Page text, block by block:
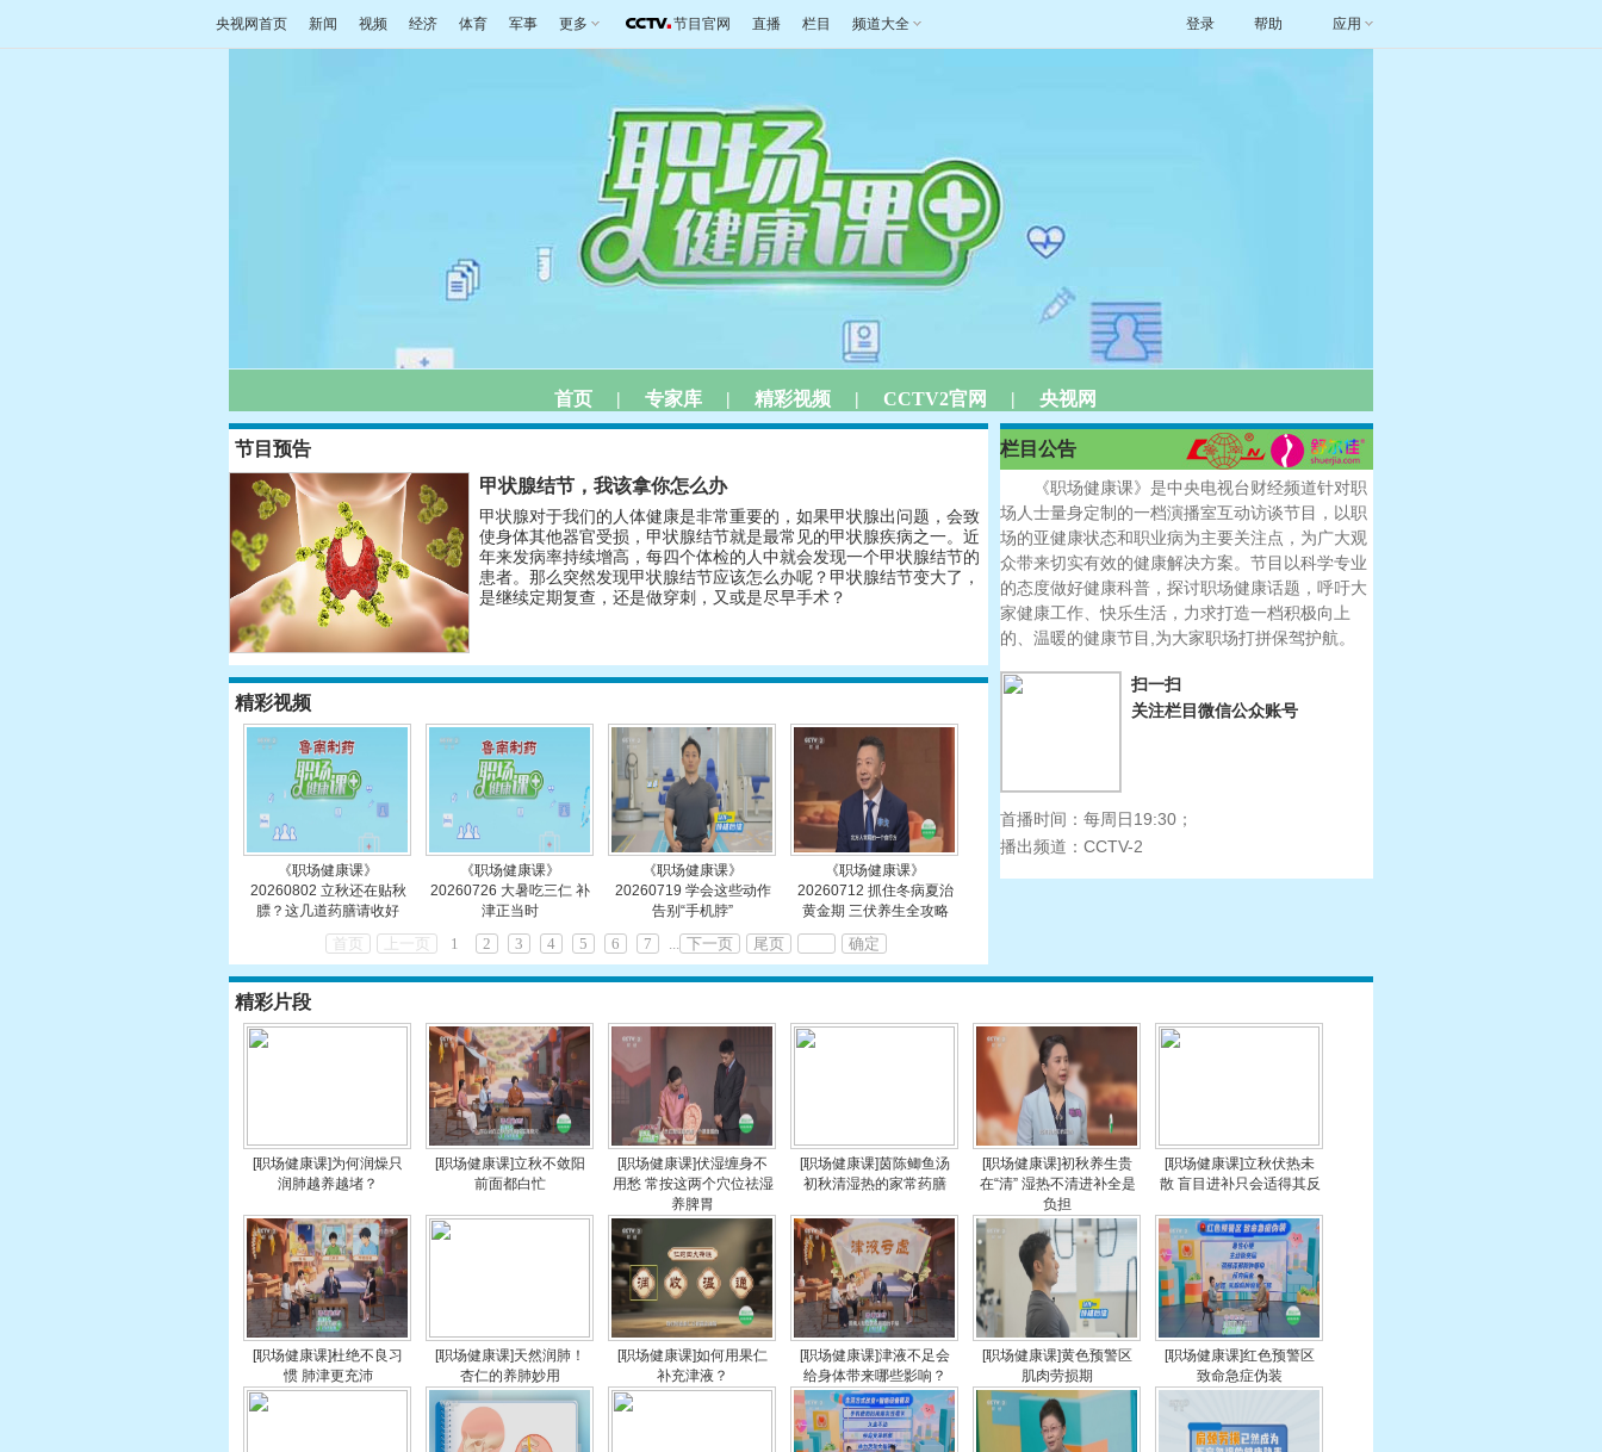
央视网首页 新闻 视频 经济 体育 军事 更多 节目官网 直播 栏目 频道大全 帮助 应用
登录
首页 | 专家库 | 精彩视频 | CCTV2官网 | 央视网
节目预告
甲状腺结节，我该拿你怎么办
甲状腺对于我们的人体健康是非常重要的，如果甲状腺出问题，会致
使身体其他器官受损，甲状腺结节就是最常见的甲状腺疾病之一。近
年来发病率持续增高，每四个体检的人中就会发现一个甲状腺结节的
患者。那么突然发现甲状腺结节应该怎么办呢？甲状腺结节变大了，
是继续定期复查，还是做穿刺，又或是尽早手术？
精彩视频
《职场健康课》
20260802 立秋还在贴秋
膘？这几道药膳请收好
《职场健康课》
20260726 大暑吃三仁 补
津正当时
《职场健康课》
20260719 学会这些动作
告别“手机脖”
《职场健康课》
20260712 抓住冬病夏治
黄金期 三伏养生全攻略
首页 上一页 1 2 3 4 5 6 7 ... 下一页 尾页 确定
栏目公告
《职场健康课》是中央电视台财经频道针对职
场人士量身定制的一档演播室互动访谈节目，以职
场的亚健康状态和职业病为主要关注点，为广大观
众带来切实有效的健康解决方案。节目以科学专业
的态度做好健康科普，探讨职场健康话题，呼吁大
家健康工作、快乐生活，力求打造一档积极向上
的、温暖的健康节目,为大家职场打拼保驾护航。
扫一扫
关注栏目微信公众账号
首播时间： 每周日19:30；
播出频道： CCTV-2
精彩片段
[职场健康课]为何润燥只
润肺越养越堵？
[职场健康课]立秋不敛阳
前面都白忙
[职场健康课]伏湿缠身不
用愁 常按这两个穴位祛湿
养脾胃
[职场健康课]茵陈鲫鱼汤
初秋清湿热的家常药膳
[职场健康课]初秋养生贵
在“清” 湿热不清进补全是
负担
[职场健康课]立秋伏热未
散 盲目进补只会适得其反
[职场健康课]杜绝不良习
惯 肺津更充沛
[职场健康课]天然润肺！
杏仁的养肺妙用
[职场健康课]如何用果仁
补充津液？
[职场健康课]津液不足会
给身体带来哪些影响？
[职场健康课]黄色预警区
肌肉劳损期
[职场健康课]红色预警区
致命急症伪装